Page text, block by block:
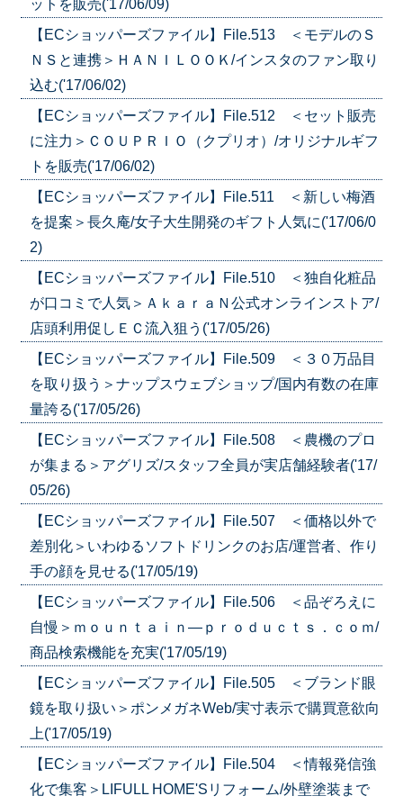
ットを販売('17/06/09)
【ECショッパーズファイル】File.513 ＜モデルのＳ
ＮＳと連携＞ＨＡＮＩＬＯＯＫ/インスタのファン取り
込む('17/06/02)
【ECショッパーズファイル】File.512 ＜セット販売
に注力＞ＣＯＵＰＲＩＯ（クプリオ）/オリジナルギフ
トを販売('17/06/02)
【ECショッパーズファイル】File.511 ＜新しい梅酒
を提案＞長久庵/女子大生開発のギフト人気に('17/06/0
2)
【ECショッパーズファイル】File.510 ＜独自化粧品
が口コミで人気＞ＡｋａｒａＮ公式オンラインストア/
店頭利用促しＥＣ流入狙う('17/05/26)
【ECショッパーズファイル】File.509 ＜３０万品目
を取り扱う＞ナップスウェブショップ/国内有数の在庫
量誇る('17/05/26)
【ECショッパーズファイル】File.508 ＜農機のプロ
が集まる＞アグリズ/スタッフ全員が実店舗経験者('17/
05/26)
【ECショッパーズファイル】File.507 ＜価格以外で
差別化＞いわゆるソフトドリンクのお店/運営者、作り
手の顔を見せる('17/05/19)
【ECショッパーズファイル】File.506 ＜品ぞろえに
自慢＞ｍｏｕｎｔａｉｎ―ｐｒｏｄｕｃｔｓ．ｃｏｍ/
商品検索機能を充実('17/05/19)
【ECショッパーズファイル】File.505 ＜ブランド眼
鏡を取り扱い＞ポンメガネWeb/実寸表示で購買意欲向
上('17/05/19)
【ECショッパーズファイル】File.504 ＜情報発信強
化で集客＞LIFULL HOME'Sリフォーム/外壁塗装まで